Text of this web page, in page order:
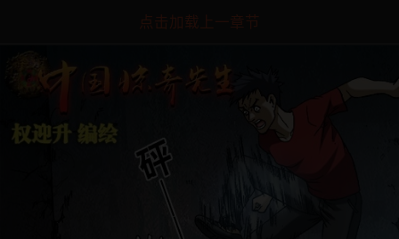
点击加载上一章节